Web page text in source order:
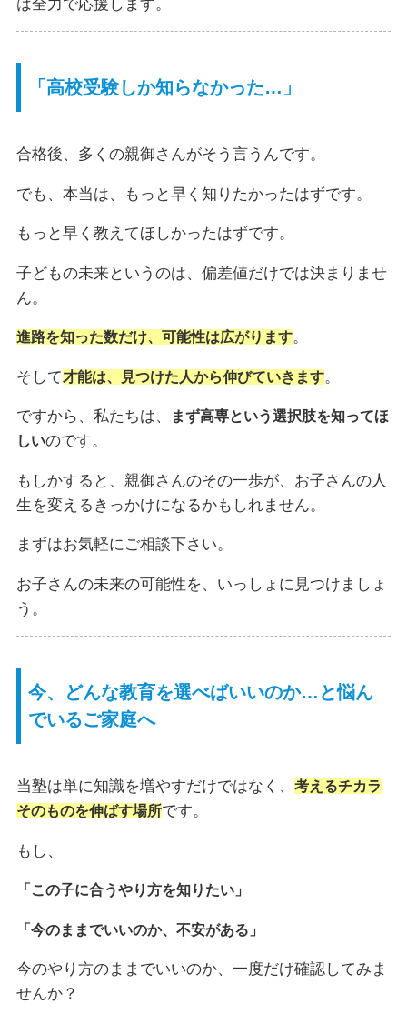
は全力で応援します。
「高校受験しか知らなかった…」
合格後、多くの親御さんがそう言うんです。
でも、本当は、もっと早く知りたかったはずです。
もっと早く教えてほしかったはずです。
子どもの未来というのは、偏差値だけでは決まりませ
ん。
進路を知った数だけ、可能性は広がります。
そして才能は、見つけた人から伸びていきます。
ですから、私たちは、
まず高専という選択肢を知ってほ
しいのです。
もしかすると、親御さんのその一歩が、お子さんの人
生を変えるきっかけになるかもしれません。
まずはお気軽にご相談下さい。
お子さんの未来の可能性を、いっしょに見つけましょ
う。
今、どんな教育を選べばいいのか…と悩ん
でいるご家庭へ
当塾は単に知識を増やすだけではなく、 考えるチカラ
そのものを伸ばす場所です。
もし、
「この子に合うやり方を知りたい」
「今のままでいいのか、不安がある」
今のやり方のままでいいのか、一度だけ確認してみま
せんか？